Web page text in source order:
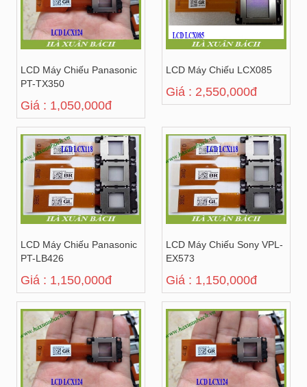
LCD Máy Chiếu Panasonic
PT-TX350
Giá : 1,050,000đ
LCD Máy Chiếu LCX085
Giá : 2,550,000đ
LCD Máy Chiếu Panasonic
PT-LB426
Giá : 1,150,000đ
LCD Máy Chiếu Sony VPL-
EX573
Giá : 1,150,000đ